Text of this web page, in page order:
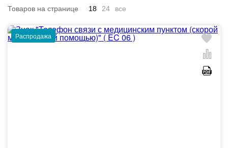
Товаров на странице 18 24 все
Распродажа